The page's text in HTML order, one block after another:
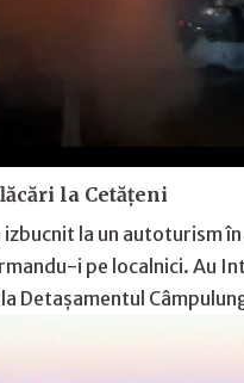
la Cetățeni
izbucnit la un autoturism
i pe localnici. Au
Detașamentul